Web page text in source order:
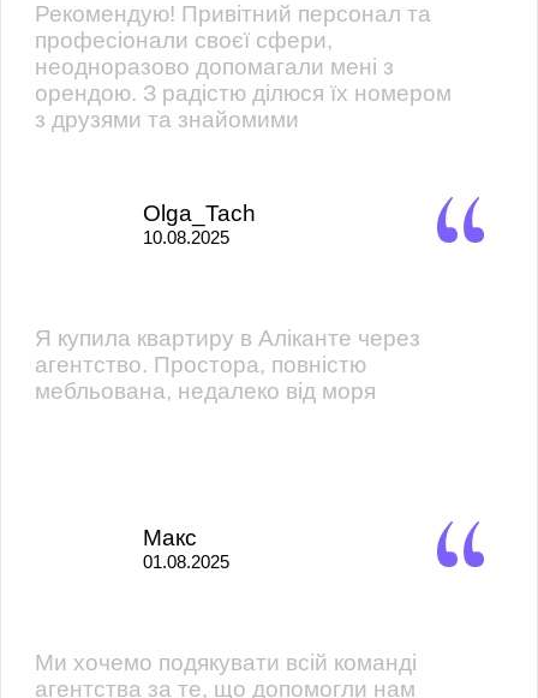
Рекомендую! Привітний персонал та
професіонали своєї сфери,
неодноразово допомагали мені з
орендою. З радістю ділюся їх номером
з друзями та знайомими
Olga_Tach
10.08.2025
Я купила квартиру в Аліканте через
агентство. Простора, повністю
мебльована, недалеко від моря
Макс
01.08.2025
Ми хочемо подякувати всій команді
агентства за те, що допомогли нам